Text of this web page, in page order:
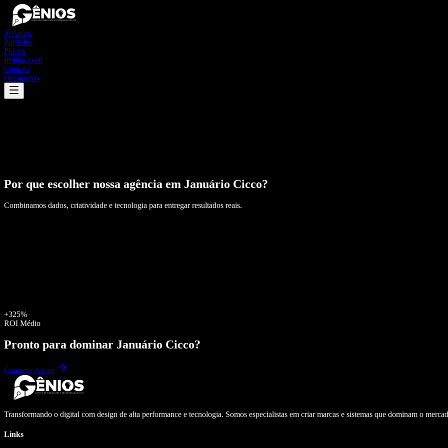
Serviços
Portfólio
Planos
Institucional
Contato
Orçamento
Por que escolher nossa agência em Januário Cicco?
Combinamos dados, criatividade e tecnologia para entregar resultados reais.
+325%
ROI Médio
Pronto para dominar Januário Cicco?
Começar Agora
Transformando o digital com design de alta performance e tecnologia. Somos especialistas em criar marcas e sistemas que dominam o
Links